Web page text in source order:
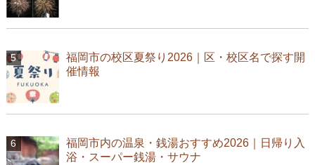
福岡市の校区夏祭り2026｜区・校区名で探す開
催情報
福岡市内の温泉・銭湯おすすめ2026｜日帰り入
浴・スーパー銭湯・サウナ